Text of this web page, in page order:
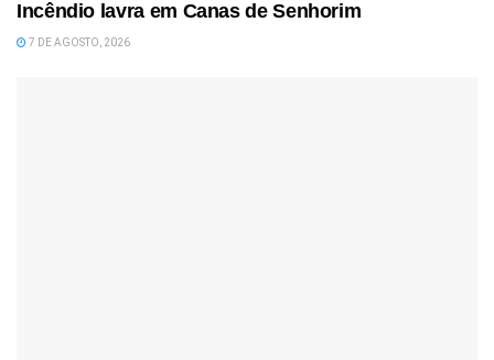
Incêndio lavra em Canas de Senhorim
7 DE AGOSTO, 2026